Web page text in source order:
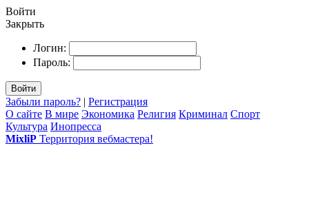
Войти
Закрыть
Логин:
Пароль:
Войти
Забыли пароль? | Регистрация
О сайте В мире Экономика Религия Криминал Спорт
Культура Инопресса
MixliP Территория вебмастера!